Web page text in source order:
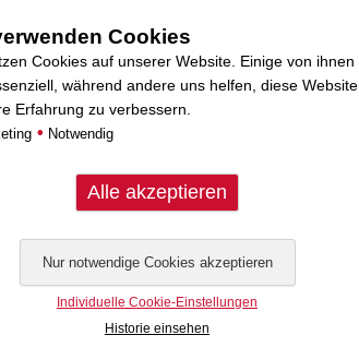
Cookies
Cookies auf unserer Website. Einige von ihnen
während andere uns helfen, diese Website
Erfahrung zu verbessern.
• Notwendig
Individuelle Cookie-Einstellungen
Historie einsehen